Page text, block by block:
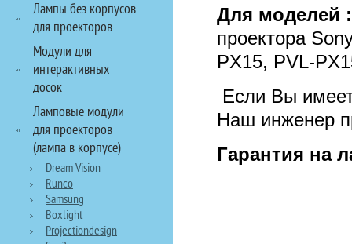
Для моделей
проектора
PX15, PVL-
Если Вы
Наш инженер
Гарантия на
Лампы без корпусов
для проекторов
Модули для
интерактивных
досок
Ламповые модули
для проекторов
(лампа в корпусе)
Dream Vision
Runco
Samsung
Boxlight
Projectiondesign